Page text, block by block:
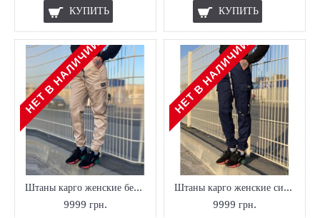
КУПИТЬ КУПИТЬ
НЕТ В НАЛИЧИИ
Штаны карго женские бежевые
9999 грн.
НЕТ В НАЛИЧИИ
Штаны карго женские синие
9999 грн.